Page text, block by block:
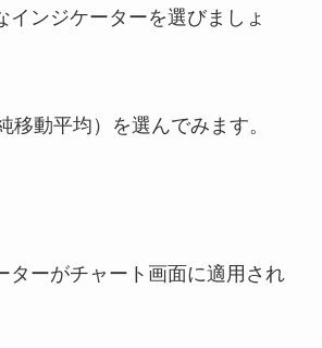
インジケーターを選びましょ
移動平均）を選んでみます。
ターがチャート画面に適用され